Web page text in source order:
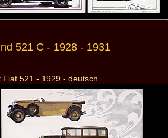
521 C - 1928 - 1931
Fiat 521 - 1929 - deutsch